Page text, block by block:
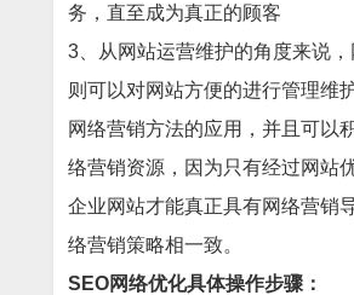
务，直至成为真正的顾客
3、从网站运营维护的角度来说
则可以对网站方便的进行管理维
网络营销方法的应用，并且可以
络营销资源，因为只有经过网站
企业网站才能真正具有网络营销
络营销策略相一致。
SEO网络优化具体操作步骤：